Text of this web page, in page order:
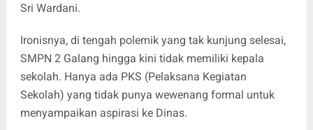
Sri Wardani.
Ironisnya, di tengah polemik yang tak kunjung selesai,
SMPN 2 Galang hingga kini tidak memiliki kepala
sekolah. Hanya ada PKS (Pelaksana Kegiatan
Sekolah) yang tidak punya wewenang formal untuk
menyampaikan aspirasi ke Dinas.